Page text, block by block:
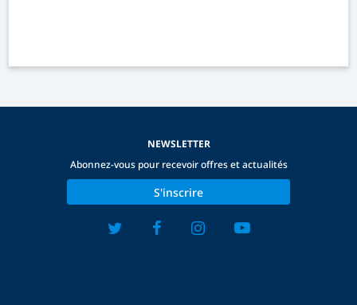
NEWSLETTER
Abonnez-vous pour recevoir offres et actualités
S'inscrire